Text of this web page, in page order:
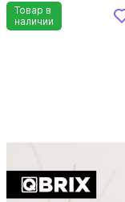
Товар в
наличии